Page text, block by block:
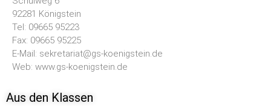
92281 Königstein
Tel: 09665 95223
Fax: 09665 95225
E-Mail: sekretariat@gs-koenigstein.de
Web: www.gs-koenigstein.de
Aus den Klassen